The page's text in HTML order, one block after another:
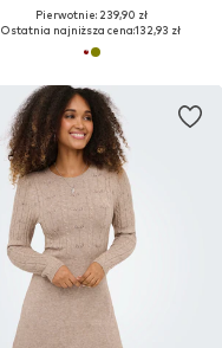
Pierwotnie: 239,90 zł
Ostatnia najniższa cena:132,93 zł